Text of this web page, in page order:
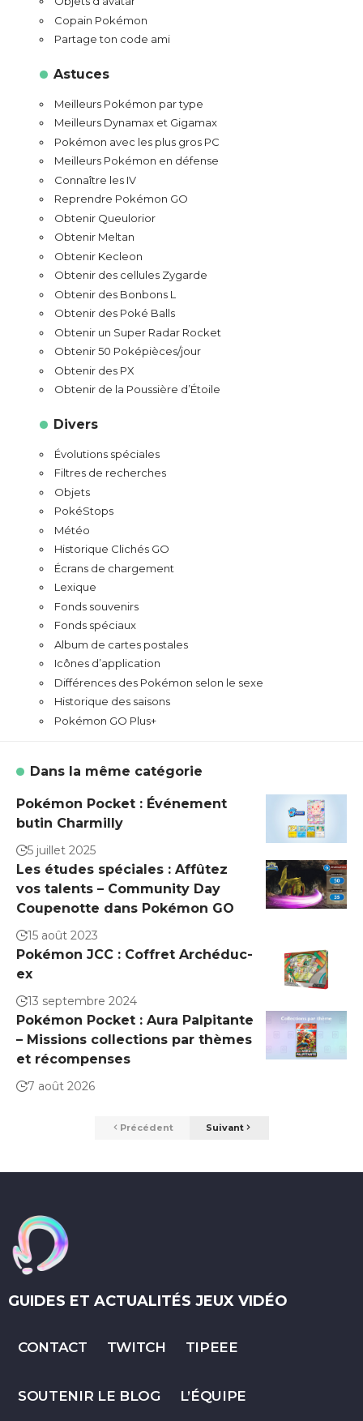
Copain Pokémon
Partage ton code ami
Astuces
Meilleurs Pokémon par type
Meilleurs Dynamax et Gigamax
Pokémon avec les plus gros PC
Meilleurs Pokémon en défense
Connaître les IV
Reprendre Pokémon GO
Obtenir Queulorior
Obtenir Meltan
Obtenir Kecleon
Obtenir des cellules Zygarde
Obtenir des Bonbons L
Obtenir des Poké Balls
Obtenir un Super Radar Rocket
Obtenir 50 Poképièces/jour
Obtenir des PX
Obtenir de la Poussière d’Étoile
Divers
Évolutions spéciales
Filtres de recherches
Objets
PokéStops
Météo
Historique Clichés GO
Écrans de chargement
Lexique
Fonds souvenirs
Fonds spéciaux
Album de cartes postales
Icônes d’application
Différences des Pokémon selon le sexe
Historique des saisons
Pokémon GO Plus+
Dans la même catégorie
Pokémon Pocket : Événement
butin Charmilly
5 juillet 2025
Les études spéciales : Affûtez
vos talents – Community Day
Coupenotte dans Pokémon GO
15 août 2023
Pokémon JCC : Coffret Archéduc-
ex
13 septembre 2024
Pokémon Pocket : Aura Palpitante
– Missions collections par thèmes
et récompenses
7 août 2026
Précédent Suivant
GUIDES ET ACTUALITÉS JEUX VIDÉO
CONTACT TWITCH TIPEEE
SOUTENIR LE BLOG L’ÉQUIPE